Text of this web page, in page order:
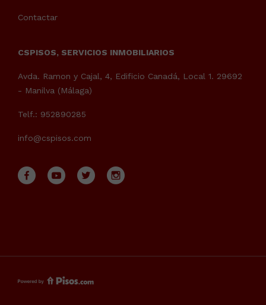
Contactar
CSPISOS, SERVICIOS INMOBILIARIOS
Avda. Ramon y Cajal, 4, Edificio Canadá, Local 1. 29692
- Manilva (Málaga)
Telf.: 952890285
info@cspisos.com